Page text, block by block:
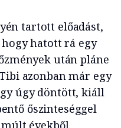
tartott előadást,
hatott rá egy
után pláne
azonban már egy
úgy döntött, kiáll
őszinteséggel
évekből.